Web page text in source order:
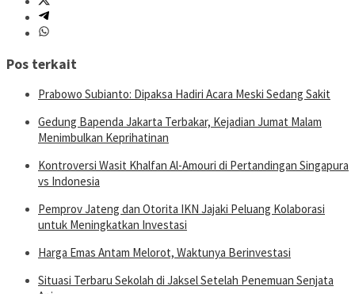
Pos terkait
Prabowo Subianto: Dipaksa Hadiri Acara Meski Sedang Sakit
Gedung Bapenda Jakarta Terbakar, Kejadian Jumat Malam
Menimbulkan Keprihatinan
Kontroversi Wasit Khalfan Al-Amouri di Pertandingan Singapura
vs Indonesia
Pemprov Jateng dan Otorita IKN Jajaki Peluang Kolaborasi
untuk Meningkatkan Investasi
Harga Emas Antam Melorot, Waktunya Berinvestasi
Situasi Terbaru Sekolah di Jaksel Setelah Penemuan Senjata